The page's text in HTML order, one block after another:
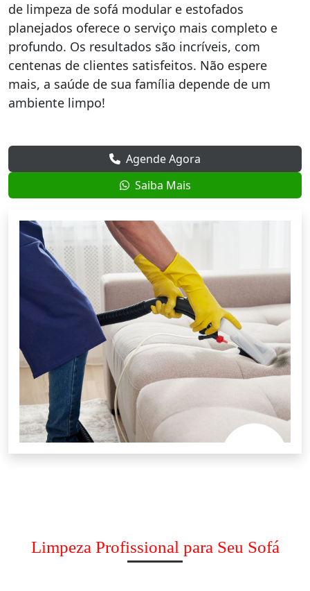
de limpeza de sofá modular e estofados
planejados oferece o serviço mais completo e
profundo. Os resultados são incríveis, com
centenas de clientes satisfeitos. Não espere
mais, a saúde de sua família depende de um
ambiente limpo!
Agende Agora
Saiba Mais
Limpeza Profissional para Seu Sofá